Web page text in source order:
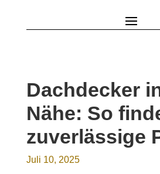
Dachdecker
Nähe: So
zuverlässige
Juli 10, 2025